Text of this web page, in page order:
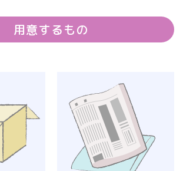
用意するもの